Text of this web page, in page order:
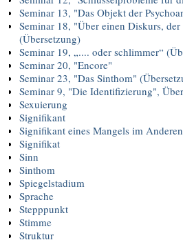
Seminar 13, "Das Objekt der
Seminar 18, "Über einen Diskurs,
(Übersetzung)
Seminar 19, „.... oder schlimmer“
Seminar 20, "Encore"
Seminar 23, "Das Sinthom"
Seminar 9, "Die Identifizierung",
Sexuierung
Signifikant
Signifikant eines Mangels im Anderen
Signifikat
Sinn
Sinthom
Spiegelstadium
Sprache
Stepppunkt
Stimme
Struktur